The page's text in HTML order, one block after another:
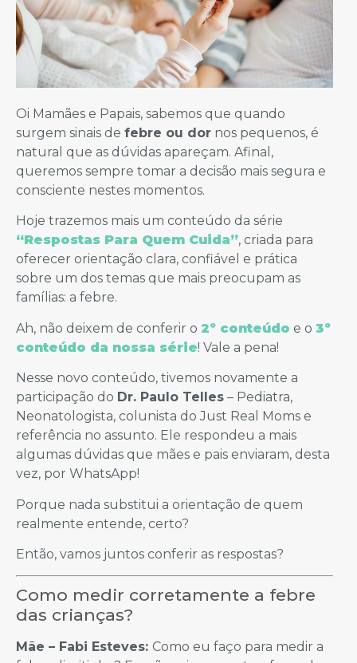
Oi Mamães e Papais, sabemos que quando
surgem sinais de febre ou dor nos pequenos, é
natural que as dúvidas apareçam. Afinal,
queremos sempre tomar a decisão mais segura e
consciente nestes momentos.
Hoje trazemos mais um conteúdo da série
“Respostas Para Quem Cuida”, criada para
oferecer orientação clara, confiável e prática
sobre um dos temas que mais preocupam as
famílias: a febre.
Ah, não deixem de conferir o 2º conteúdo e o 3º
conteúdo da nossa série! Vale a pena!
Nesse novo conteúdo, tivemos novamente a
participação do Dr. Paulo Telles – Pediatra,
Neonatologista, colunista do Just Real Moms e
referência no assunto. Ele respondeu a mais
algumas dúvidas que mães e pais enviaram, desta
vez, por WhatsApp!
Porque nada substitui a orientação de quem
realmente entende, certo?
Então, vamos juntos conferir as respostas?
Como medir corretamente a febre
das crianças?
Mãe – Fabi Esteves: Como eu faço para medir a